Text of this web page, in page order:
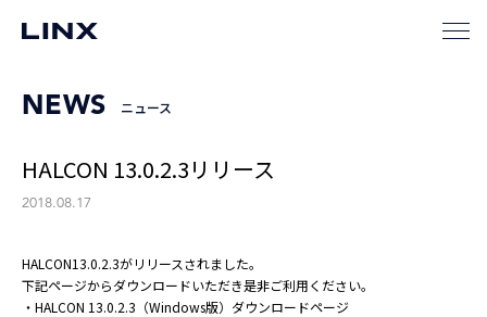
NEWS ニュース
HALCON 13.0.2.3リリース
2018.08.17
HALCON13.0.2.3がリリースされました。
下記ページからダウンロードいただき是非ご利用ください。
・HALCON 13.0.2.3（Windows版）ダウンロードページ